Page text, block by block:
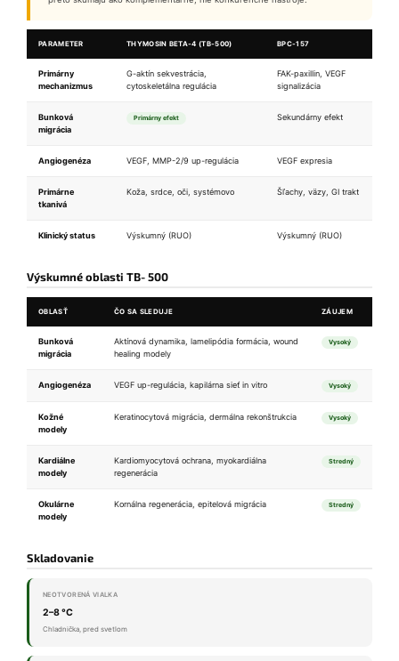
PARAMETER THYMOSIN BETA‑4 (TB‑500) BPC‑157
Primárny
mechanizmus
G-aktín sekvestrácia,
cytoskeletálna regulácia
FAK-paxillin, VEGF
signalizácia
Bunková
migrácia
Primárny efekt Sekundárny efekt
Angiogenéza VEGF, MMP-2/9 up-regulácia VEGF expresia
Primárne
tkanivá
Koža, srdce, oči, systémovo Šľachy, väzy, GI trakt
Klinický status Výskumný (RUO) Výskumný (RUO)
Výskumné oblasti TB‑500
OBLASŤ ČO SA SLEDUJE ZÁUJEM
Bunková
migrácia
Aktínová dynamika, lamelipódia formácia, wound
healing modely
Vysoký
Angiogenéza VEGF up-regulácia, kapilárna sieť in vitro Vysoký
Kožné
modely
Keratinocytová migrácia, dermálna rekonštrukcia Vysoký
Kardiálne
modely
Kardiomyocytová ochrana, myokardiálna
regenerácia
Stredný
Okulárne
modely
Kornálna regenerácia, epitelová migrácia Stredný
Skladovanie
NEOTVORENÁ VIALKA
2–8 °C
Chladnička, pred svetlom